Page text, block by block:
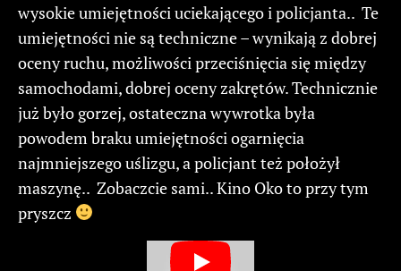
wysokie umiejętności uciekającego i policjanta.. Te
umiejętności nie są techniczne – wynikają z dobrej
oceny ruchu, możliwości przeciśnięcia się między
samochodami, dobrej oceny zakrętów. Technicznie
już było gorzej, ostateczna wywrotka była
powodem braku umiejętności ogarnięcia
najmniejszego uślizgu, a policjant też położył
maszynę.. Zobaczcie sami.. Kino Oko to przy tym
pryszcz